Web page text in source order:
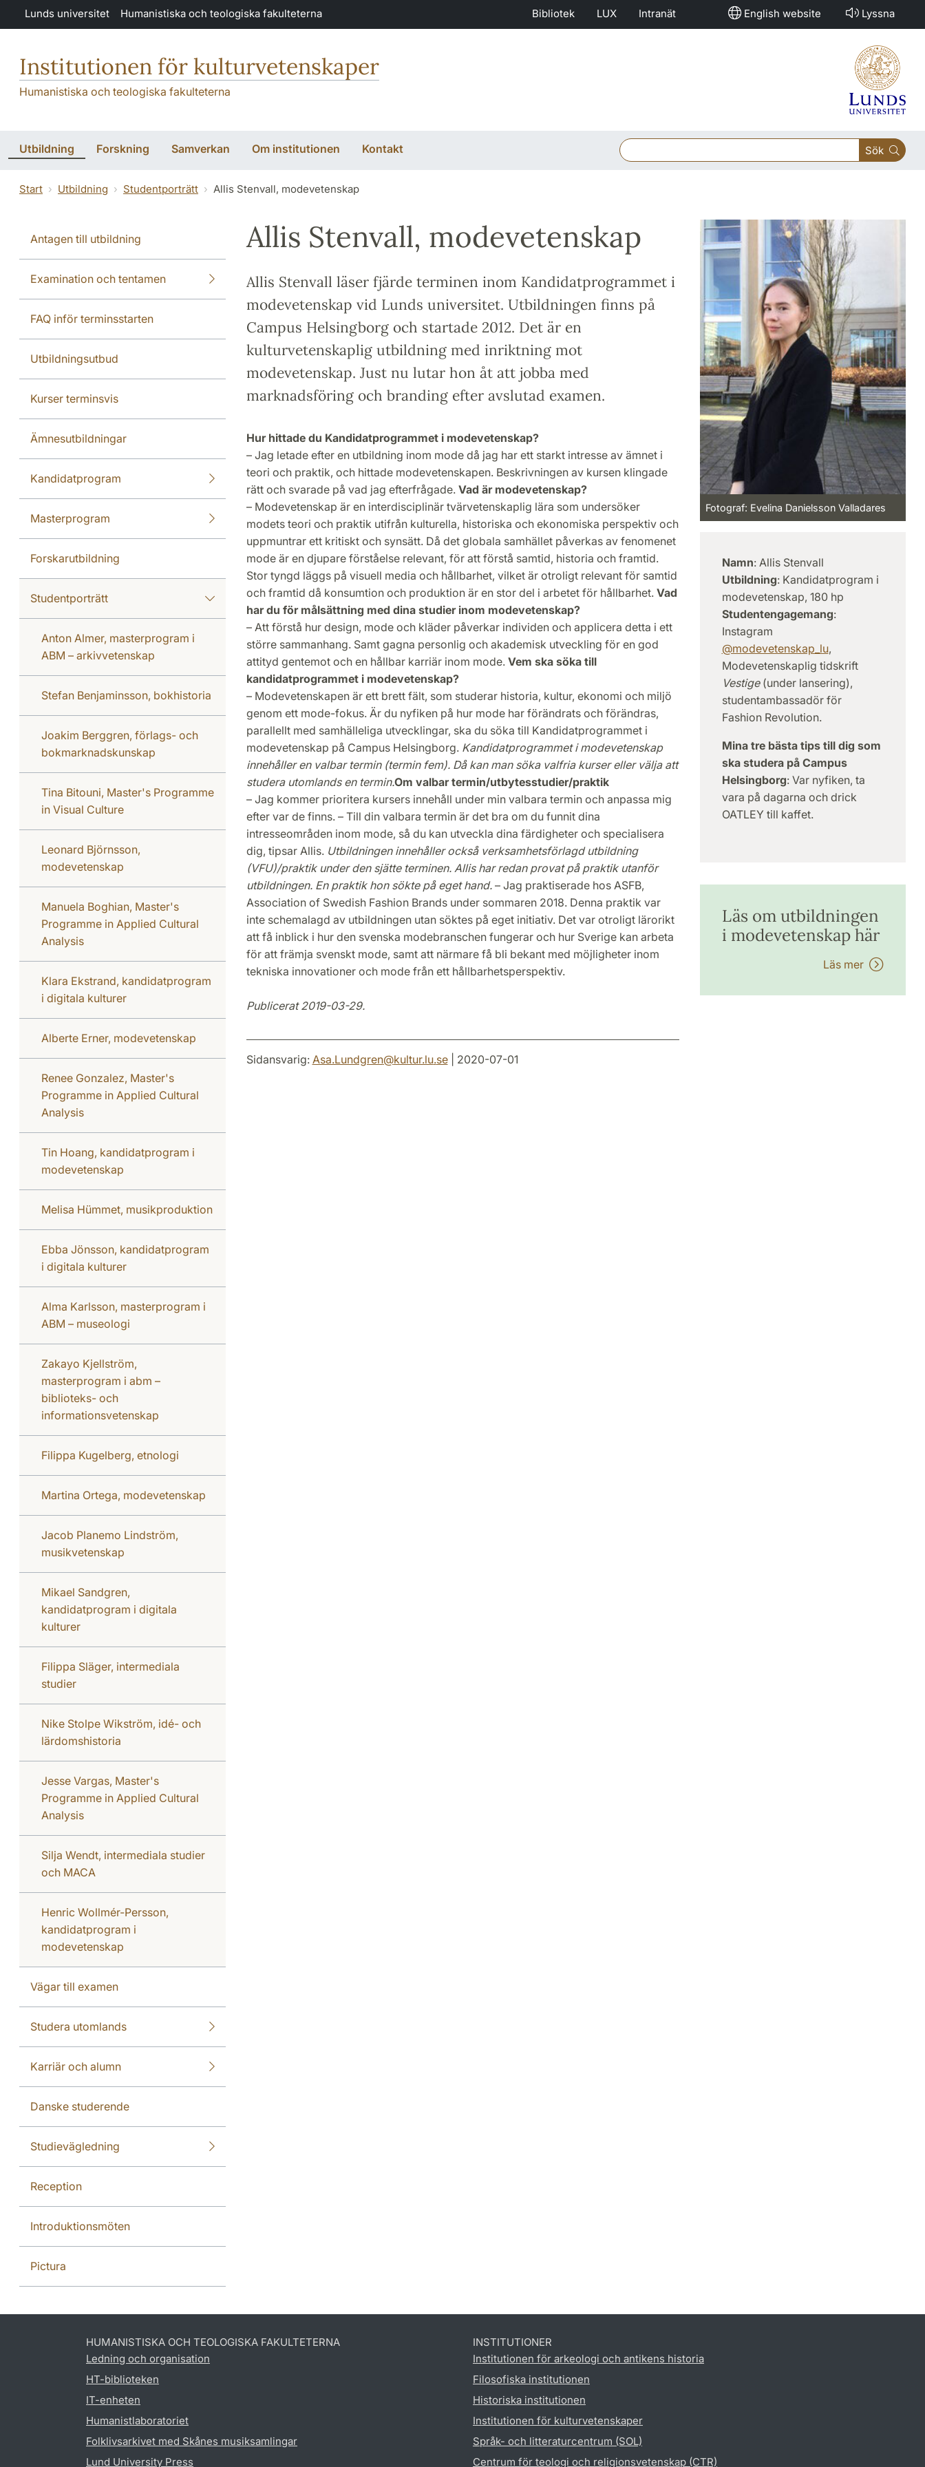
Hoppa till huvudinnehåll
Lunds universitet Humanistiska och teologiska fakulteterna Bibliotek LUX Intranät English website Lyssna
Institutionen för kulturvetenskaper
Humanistiska och teologiska fakulteterna
Utbildning Forskning Samverkan Om institutionen Kontakt Sök
Start Utbildning Studentporträtt Allis Stenvall, modevetenskap
Antagen till utbildning
Examination och tentamen
FAQ inför terminsstarten
Utbildningsutbud
Kurser terminsvis
Ämnesutbildningar
Kandidatprogram
Masterprogram
Forskarutbildning
Studentporträtt
Anton Almer, masterprogram i
ABM – arkivvetenskap
Stefan Benjaminsson, bokhistoria
Joakim Berggren, förlags- och
bokmarknadskunskap
Tina Bitouni, Master's Programme
in Visual Culture
Leonard Björnsson,
modevetenskap
Manuela Boghian, Master's
Programme in Applied Cultural
Analysis
Klara Ekstrand, kandidatprogram
i digitala kulturer
Alberte Erner, modevetenskap
Renee Gonzalez, Master's
Programme in Applied Cultural
Analysis
Tin Hoang, kandidatprogram i
modevetenskap
Melisa Hümmet, musikproduktion
Ebba Jönsson, kandidatprogram
i digitala kulturer
Alma Karlsson, masterprogram i
ABM – museologi
Zakayo Kjellström,
masterprogram i abm –
biblioteks- och
informationsvetenskap
Filippa Kugelberg, etnologi
Martina Ortega, modevetenskap
Jacob Planemo Lindström,
musikvetenskap
Mikael Sandgren,
kandidatprogram i digitala
kulturer
Filippa Släger, intermediala
studier
Nike Stolpe Wikström, idé- och
lärdomshistoria
Jesse Vargas, Master's
Programme in Applied Cultural
Analysis
Silja Wendt, intermediala studier
och MACA
Henric Wollmér-Persson,
kandidatprogram i
modevetenskap
Vägar till examen
Studera utomlands
Karriär och alumn
Danske studerende
Studievägledning
Reception
Introduktionsmöten
Pictura
Allis Stenvall, modevetenskap
Allis Stenvall läser fjärde terminen inom Kandidatprogrammet i
modevetenskap vid Lunds universitet. Utbildningen finns på
Campus Helsingborg och startade 2012. Det är en
kulturvetenskaplig utbildning med inriktning mot
modevetenskap. Just nu lutar hon åt att jobba med
marknadsföring och branding efter avslutad examen.
Hur hittade du Kandidatprogrammet i modevetenskap?
– Jag letade efter en utbildning inom mode då jag har ett starkt intresse av ämnet i
teori och praktik, och hittade modevetenskapen. Beskrivningen av kursen klingade
rätt och svarade på vad jag efterfrågade. Vad är modevetenskap?
– Modevetenskap är en interdisciplinär tvärvetenskaplig lära som undersöker
modets teori och praktik utifrån kulturella, historiska och ekonomiska perspektiv och
uppmuntrar ett kritiskt och synsätt. Då det globala samhället påverkas av fenomenet
mode är en djupare förståelse relevant, för att förstå samtid, historia och framtid.
Stor tyngd läggs på visuell media och hållbarhet, vilket är otroligt relevant för samtid
och framtid då konsumtion och produktion är en stor del i arbetet för hållbarhet. Vad
har du för målsättning med dina studier inom modevetenskap?
– Att förstå hur design, mode och kläder påverkar individen och applicera detta i ett
större sammanhang. Samt gagna personlig och akademisk utveckling för en god
attityd gentemot och en hållbar karriär inom mode. Vem ska söka till
kandidatprogrammet i modevetenskap?
– Modevetenskapen är ett brett fält, som studerar historia, kultur, ekonomi och miljö
genom ett mode-fokus. Är du nyfiken på hur mode har förändrats och förändras,
parallellt med samhälleliga utvecklingar, ska du söka till Kandidatprogrammet i
modevetenskap på Campus Helsingborg. Kandidatprogrammet i modevetenskap
innehåller en valbar termin (termin fem). Då kan man söka valfria kurser eller välja att
studera utomlands en termin.Om valbar termin/utbytesstudier/praktik
– Jag kommer prioritera kursers innehåll under min valbara termin och anpassa mig
efter var de finns. – Till din valbara termin är det bra om du funnit dina
intresseområden inom mode, så du kan utveckla dina färdigheter och specialisera
dig, tipsar Allis. Utbildningen innehåller också verksamhetsförlagd utbildning
(VFU)/praktik under den sjätte terminen. Allis har redan provat på praktik utanför
utbildningen. En praktik hon sökte på eget hand.– Jag praktiserade hos ASFB,
Association of Swedish Fashion Brands under sommaren 2018. Denna praktik var
inte schemalagd av utbildningen utan söktes på eget initiativ. Det var otroligt lärorikt
att få inblick i hur den svenska modebranschen fungerar och hur Sverige kan arbeta
för att främja svenskt mode, samt att närmare få bli bekant med möjligheter inom
tekniska innovationer och mode från ett hållbarhetsperspektiv.
Publicerat 2019-03-29.
Fotograf: Evelina Danielsson Valladares
Namn: Allis Stenvall
Utbildning: Kandidatprogram i
modevetenskap, 180 hp
Studentengagemang:
Instagram
@modevetenskap_lu,
Modevetenskaplig tidskrift
Vestige(under lansering),
studentambassadör för
Fashion Revolution.
Mina tre bästa tips till dig som
ska studera på Campus
Helsingborg: Var nyfiken, ta
vara på dagarna och drick
OATLEY till kaffet.
Läs om utbildningen
i modevetenskap här
Läs mer
Sidansvarig: Asa.Lundgren@kultur.lu.se| 2020-07-01
HUMANISTISKA OCH TEOLOGISKA FAKULTETERNA
Ledning och organisation
HT-biblioteken
IT-enheten
Humanistlaboratoriet
Folklivsarkivet med Skånes musiksamlingar
Lund University Press
INSTITUTIONER
Institutionen för arkeologi och antikens historia
Filosofiska institutionen
Historiska institutionen
Institutionen för kulturvetenskaper
Språk- och litteraturcentrum (SOL)
Centrum för teologi och religionsvetenskap (CTR)